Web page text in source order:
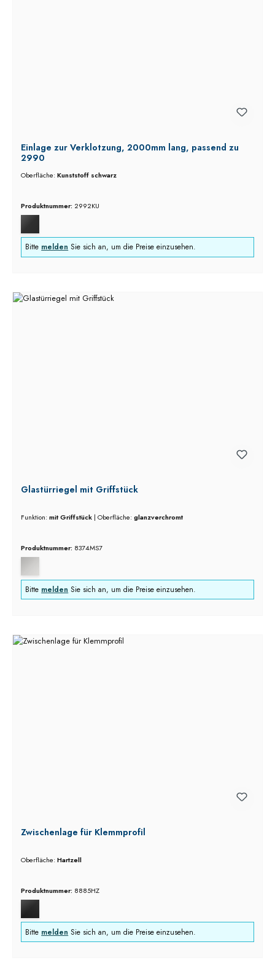
Einlage zur Verklotzung, 2000mm lang, passend zu
2990
Oberfläche:Kunststoff schwarz
Produktnummer: 2992KU
Bitte melden Sie sich an, um die Preise einzusehen.
Glastürriegel mit Griffstück
Funktion:mit Griffstück | Oberfläche:glanzverchromt
Produktnummer: 8374MS7
Bitte melden Sie sich an, um die Preise einzusehen.
Zwischenlage für Klemmprofil
Oberfläche:Hartzell
Produktnummer: 8885HZ
Bitte melden Sie sich an, um die Preise einzusehen.